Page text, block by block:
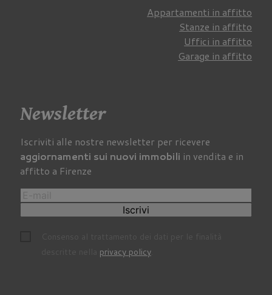
Appartamenti in affitto
Stanze in affitto
Uffici in affitto
Garage in affitto
Newsletter
Iscriviti alle nostre newsletter per ricevere
aggiornamenti sui nuovi immobili in vendita e in
affitto a Firenze
Iscrivi
privacy policy.